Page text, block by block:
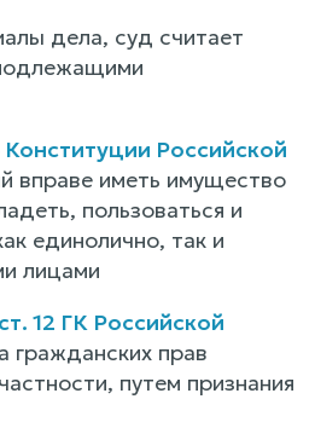
дела, суд считает
Конституции Российской
вправе иметь имущество
пользоваться и
единолично, так и
лицами
ст. 12 ГК Российской
гражданских прав
путем признания